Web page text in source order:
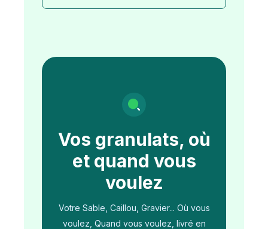
Vos granulats, où
et quand vous
voulez
Votre Sable, Caillou, Gravier... Où vous
voulez, Quand vous voulez, livré en